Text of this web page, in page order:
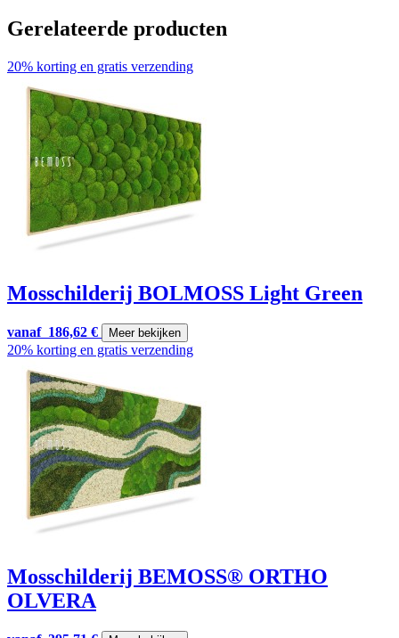
Gerelateerde producten
20% korting en gratis verzending
Mosschilderij BOLMOSS Light Green
vanaf 186,62 € Meer bekijken
20% korting en gratis verzending
Mosschilderij BEMOSS® ORTHO
OLVERA